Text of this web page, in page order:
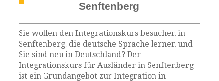
Senftenberg
Sie wollen den Integrationskurs besuchen in
Senftenberg, die deutsche Sprache lernen und
Sie sind neu in Deutschland? Der
Integrationskurs für Ausländer in Senftenberg
ist ein Grundangebot zur Integration in